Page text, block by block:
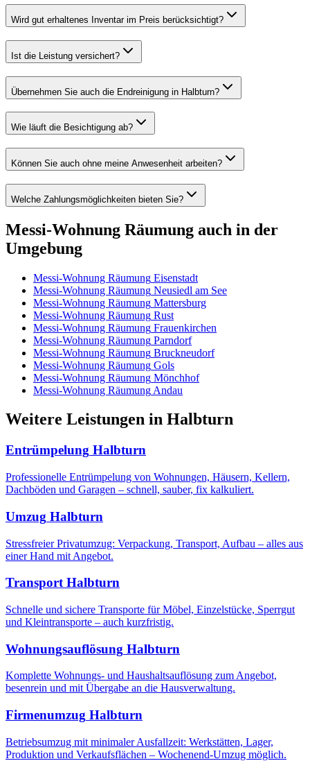
Wird gut erhaltenes Inventar im Preis berücksichtigt?
Ist die Leistung versichert?
Übernehmen Sie auch die Endreinigung in Halbturn?
Wie läuft die Besichtigung ab?
Können Sie auch ohne meine Anwesenheit arbeiten?
Welche Zahlungsmöglichkeiten bieten Sie?
Messi-Wohnung Räumung auch in der
Umgebung
Messi-Wohnung Räumung Eisenstadt
Messi-Wohnung Räumung Neusiedl am See
Messi-Wohnung Räumung Mattersburg
Messi-Wohnung Räumung Rust
Messi-Wohnung Räumung Frauenkirchen
Messi-Wohnung Räumung Parndorf
Messi-Wohnung Räumung Bruckneudorf
Messi-Wohnung Räumung Gols
Messi-Wohnung Räumung Mönchhof
Messi-Wohnung Räumung Andau
Weitere Leistungen in Halbturn
Entrümpelung Halbturn
Professionelle Entrümpelung von Wohnungen, Häusern, Kellern,
Dachböden und Garagen – schnell, sauber, fix kalkuliert.
Umzug Halbturn
Stressfreier Privatumzug: Verpackung, Transport, Aufbau – alles aus
einer Hand mit Angebot.
Transport Halbturn
Schnelle und sichere Transporte für Möbel, Einzelstücke, Sperrgut
und Kleintransporte – auch kurzfristig.
Wohnungsauflösung Halbturn
Komplette Wohnungs- und Haushaltsauflösung zum Angebot,
besenrein und mit Übergabe an die Hausverwaltung.
Firmenumzug Halbturn
Betriebsumzug mit minimaler Ausfallzeit: Werkstätten, Lager,
Produktion und Verkaufsflächen – Wochenend-Umzug möglich.